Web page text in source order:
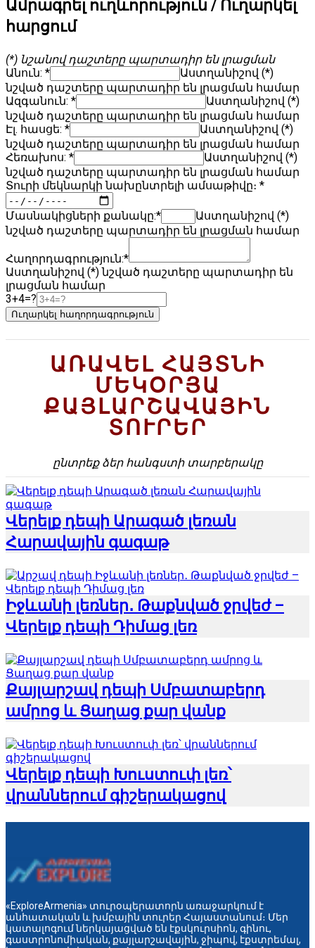
Ամրագրել ուղևորություն / Ուղարկել
հարցում
(*) նշանով դաշտերը պարտադիր են լրացման
Անուն: *
Աստղանիշով (*)
նշված դաշտերը պարտադիր են լրացման համար
Ազգանուն: *
Աստղանիշով (*)
նշված դաշտերը պարտադիր են լրացման համար
Էլ. հասցե: *
Աստղանիշով (*)
նշված դաշտերը պարտադիր են լրացման համար
Հեռախոս: *
Աստղանիշով (*)
նշված դաշտերը պարտադիր են լրացման համար
Տուրի մեկնարկի նախընտրելի ամսաթիվը։ *
Մասնակիցների քանակը:*
Աստղանիշով (*)
նշված դաշտերը պարտադիր են լրացման համար
Հաղորդագրություն:*
Աստղանիշով (*) նշված դաշտերը պարտադիր են
լրացման համար
3+4=?
Ուղարկել հաղորդագրություն
ԱՌԱՎԵԼ ՀԱՅՏՆԻ
ՄԵԿՕՐՅԱ
ՔԱՅԼԱՐՇԱՎԱՅԻՆ
ՏՈՒՐԵՐ
ընտրեք ձեր հանգստի տարբերակը
Վերելք դեպի Արագած լեռան
Հարավային գագաթ
Իջևանի լեռներ․ Թաքնված ջրվեժ –
Վերելք դեպի Դիմաց լեռ
Քայլարշավ դեպի Սմբատաբերդ
ամրոց և Ցաղաց քար վանք
Վերելք դեպի Խուստուփ լեռ՝
վրաններում գիշերակացով
«ExploreArmenia» տուրօպերատորն առաջարկում է
անհատական և խմբային տուրեր Հայաստանում։ Մեր
կատալոգում ներկայացված են էքսկուրսիոն, գինու,
գաստրոնոմիական, քայլարշավային, ջիպով, էքստրեմալ,